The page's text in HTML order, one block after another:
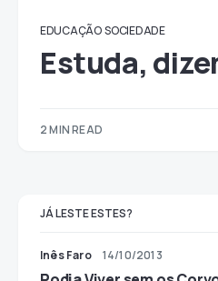
EDUCAÇÃO SOCIEDADE
Estuda,
2 MIN READ
JÁ LESTE ESTES?
Inês Faro 14/10/2013